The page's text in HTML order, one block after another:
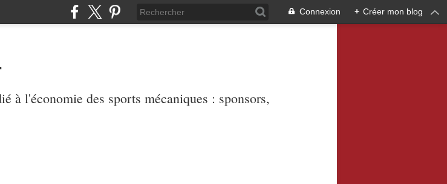
Connexion + Créer mon blog
à l'économie des sports mécaniques : sponsors,